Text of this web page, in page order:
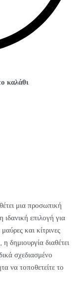
καλάθι
μια προσωπική
ιδανική επιλογή για
και κίτρινες
δημιουργία διαθέτει
σχεδιασμένο
να τοποθετείτε το